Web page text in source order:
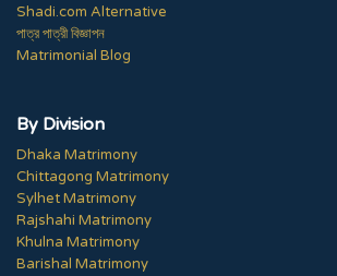
Shadi.com Alternative
পাত্র পাত্রী বিজ্ঞাপন
Matrimonial Blog
By Division
Dhaka Matrimony
Chittagong Matrimony
Sylhet Matrimony
Rajshahi Matrimony
Khulna Matrimony
Barishal Matrimony